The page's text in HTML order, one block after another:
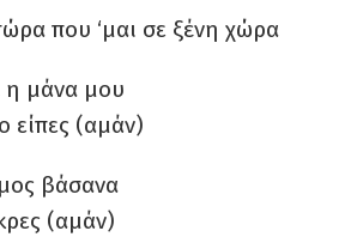
που ‘μαι σε ξένη χώρα
η μάνα μου
είπες (αμάν)
βάσανα
(αμάν)